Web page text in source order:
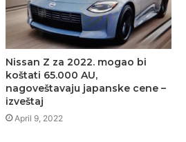
Nissan Z za 2022. mogao bi
koštati 65.000 AU,
nagoveštavaju japanske cene –
izveštaj
April 9, 2022